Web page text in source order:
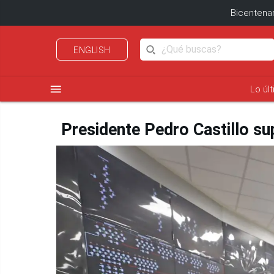
ENGLISH
menu Lo
Presidente Pedro Castillo